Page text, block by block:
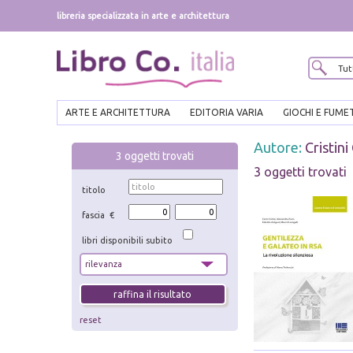
libreria specializzata in arte e architettura
ARTE E ARCHITETTURA EDITORIA VARIA GIOCHI E
3 oggetti trovati
titolo
fascia €
libri disponibili subito
reset
Autore: Cristini
3 oggetti trovati